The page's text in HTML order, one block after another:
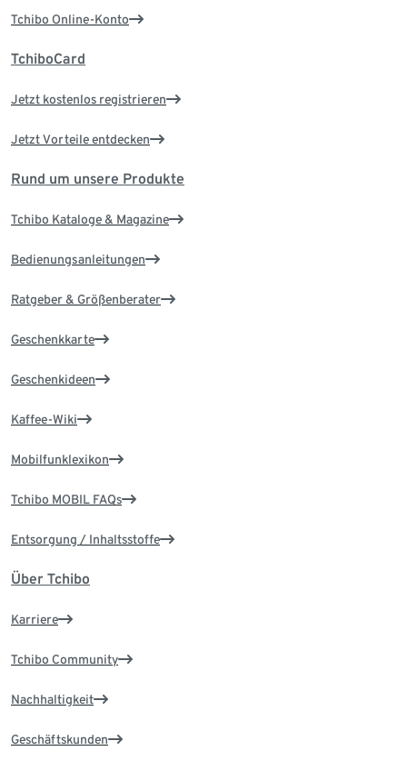
Tchibo Online-Konto
TchiboCard
Jetzt kostenlos registrieren
Jetzt Vorteile entdecken
Rund um unsere Produkte
Tchibo Kataloge & Magazine
Bedienungsanleitungen
Ratgeber & Größenberater
Geschenkkarte
Geschenkideen
Kaffee-Wiki
Mobilfunklexikon
Tchibo MOBIL FAQs
Entsorgung / Inhaltsstoffe
Über Tchibo
Karriere
Tchibo Community
Nachhaltigkeit
Geschäftskunden